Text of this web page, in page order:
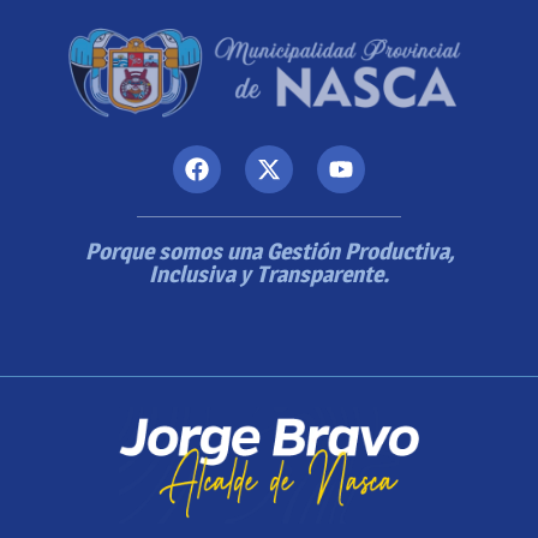
Porque somos una Gestión Productiva,
Inclusiva y Transparente.